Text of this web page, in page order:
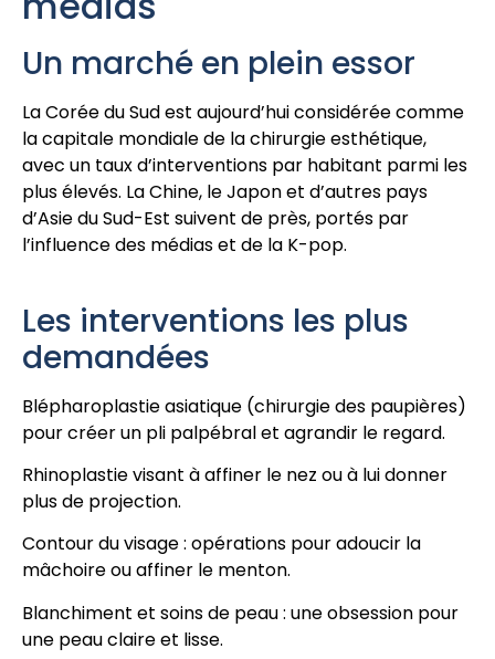
Un marché en plein essor
La Corée du Sud est aujourd’hui considérée comme
la capitale mondiale de la chirurgie esthétique,
avec un taux d’interventions par habitant parmi les
plus élevés. La Chine, le Japon et d’autres pays
d’Asie du Sud-Est suivent de près, portés par
l’influence des médias et de la K-pop.
Les interventions les plus
demandées
Blépharoplastie asiatique (chirurgie des paupières)
pour créer un pli palpébral et agrandir le regard.
Rhinoplastie visant à affiner le nez ou à lui donner
plus de projection.
Contour du visage : opérations pour adoucir la
mâchoire ou affiner le menton.
Blanchiment et soins de peau : une obsession pour
une peau claire et lisse.